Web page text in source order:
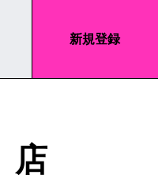
新規登録
店